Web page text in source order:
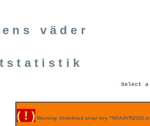
väder
Select a
( ! ) Warning: Undefined array key